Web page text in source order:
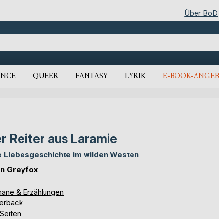
Über BoD
QUEER FANTASY LYRIK E-BOOK-
Reiter aus Laramie
Liebesgeschichte im wilden Westen
Greyfox
& Erzählungen